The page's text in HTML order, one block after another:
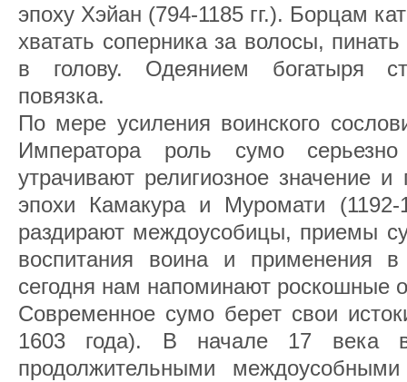
эпоху Хэйан (794-1185 гг.). Борцам
хватать соперника за волосы,
в голову. Одеянием богатыря
повязка.
По мере усиления воинского
Императора роль сумо
утрачивают религиозное значение
эпохи Камакура и Муромати (1192-
раздирают междоусобицы, приемы
воспитания воина и применения
сегодня нам напоминают роскошные
Современное сумо берет свои
1603 года). В начале 17 века
продолжительными